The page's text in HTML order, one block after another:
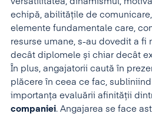
echipă, abilitățile de
elemente fundamentale care,
resurse umane, s-au dovedit a fi
decât diplomele și chiar decât
În plus, angajatorii caută în
plăcere în ceea ce fac,
importanța evaluării afinității
companiei. Angajarea se face